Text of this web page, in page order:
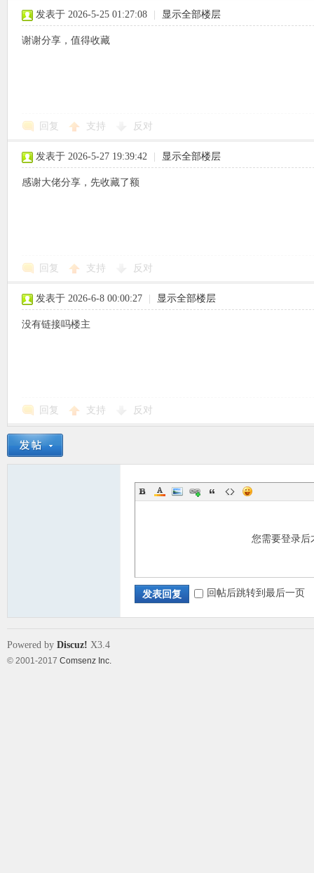
发表于 2026-5-25 01:27:08 显示全部楼层
谢谢分享，值得收藏
回复 支持 反对
发表于 2026-5-27 19:39:42 显示全部楼层
感谢大佬分享，先收藏了额
回复 支持 反对
发表于 2026-6-8 00:00:27 显示全部楼层
没有链接吗楼主
回复 支持 反对
您需要登录
发表回复 回帖后跳转到最后一页
Powered by Discuz! X3.4
© 2001-2017 Comsenz Inc.